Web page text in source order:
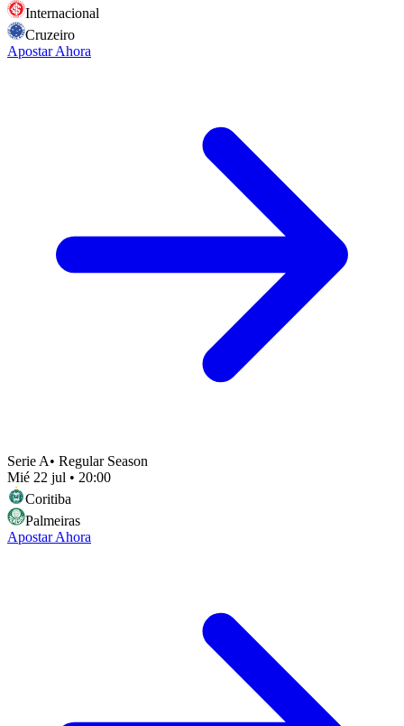
Internacional
Cruzeiro
Apostar Ahora
Serie A• Regular Season
Mié 22 jul • 20:00
Coritiba
Palmeiras
Apostar Ahora